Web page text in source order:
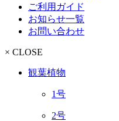
ご利用ガイド
お知らせ一覧
お問い合わせ
× CLOSE
観葉植物
1号
2号